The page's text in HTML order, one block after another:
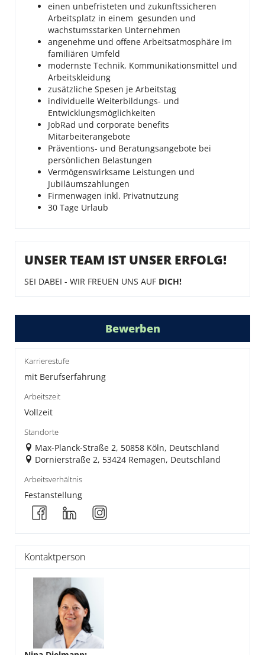
einen unbefristeten und zukunftssicheren
Arbeitsplatz in einem gesunden und
wachstumsstarken Unternehmen
angenehme und offene Arbeitsatmosphäre im
familiären Umfeld
modernste Technik, Kommunikationsmittel und
Arbeitskleidung
zusätzliche Spesen je Arbeitstag
individuelle Weiterbildungs- und
Entwicklungsmöglichkeiten
JobRad und corporate benefits
Mitarbeiterangebote
Präventions- und Beratungsangebote bei
persönlichen Belastungen
Vermögenswirksame Leistungen und
Jubiläumszahlungen
Firmenwagen inkl. Privatnutzung
30 Tage Urlaub
UNSER TEAM IST UNSER ERFOLG!
SEI DABEI - WIR FREUEN UNS AUF DICH!
Bewerben
Karrierestufe
mit Berufserfahrung
Arbeitszeit
Vollzeit
Standorte
Max-Planck-Straße 2, 50858 Köln, Deutschland
Dornierstraße 2, 53424 Remagen, Deutschland
Arbeitsverhältnis
Festanstellung
Kontaktperson